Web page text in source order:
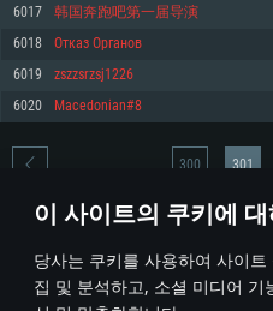
이 사이트의 쿠키에 대
당사는 쿠키를 사용하여 사이
집 및 분석하고, 소셜 미디어 기
570 혹은 그 이상
여유 저장 공간: 62.2 GB (전체 클라이
네트워크: 브로드밴드 인터넷
여유 저장 공간: 62.2 GB (전체 클라이
운영체제: Ubuntu 20.04 64bit
프로세서: Intel Core i7
메모리: 16 GB
그래픽 카드: Vulkan 을 지원하고, 최신
1060 (6개월 미만) 혹은 그와 동급의
지원하는 AMD RX 570 (6개월 미만; 최
여유 저장 공간: 62.2 GB (전체 클라이언
6017 韩国奔跑吧第一届导演
6018 Отказ Органов
6019 zszzsrzsj1226
6020 Macedonian#8
* 순위표는 매일 1회 갱신됩니다
300 301